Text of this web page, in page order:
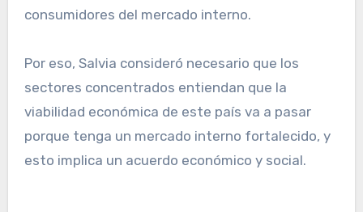
consumidores del mercado interno.
Por eso, Salvia consideró necesario que los
sectores concentrados entiendan que la
viabilidad económica de este país va a pasar
porque tenga un mercado interno fortalecido, y
esto implica un acuerdo económico y social.